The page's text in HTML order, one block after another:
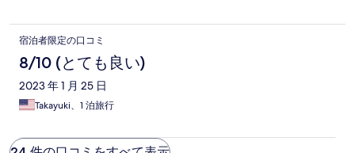
宿泊者限定の口コミ
8/10 (とても良い)
2023 年 1 月 25 日
Takayuki、1 泊旅行